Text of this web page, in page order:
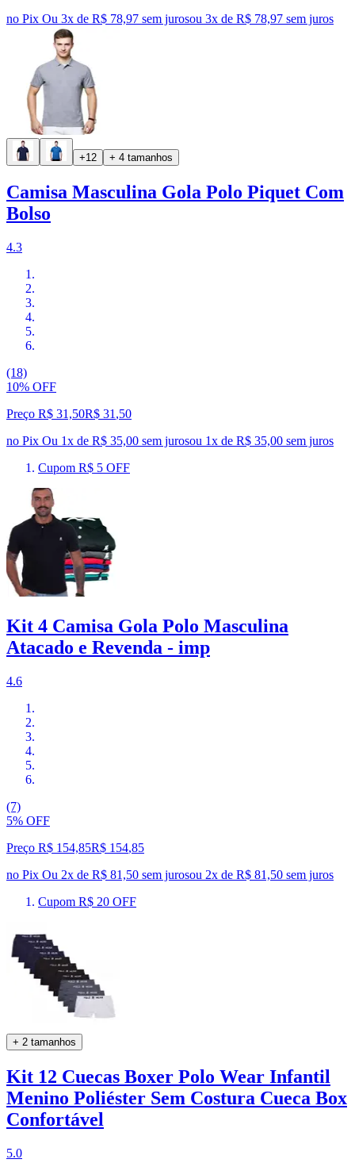
no Pix Ou 3x de R$ 78,97 sem jurosou 3x de R$ 78,97 sem juros
+12 + 4 tamanhos
Camisa Masculina Gola Polo Piquet Com
Bolso
4.3
(18)
10% OFF
Preço R$ 31,50R$ 31 ,50
no Pix Ou 1x de R$ 35,00 sem jurosou 1x de R$ 35,00 sem juros
Cupom R$ 5 OFF
Kit 4 Camisa Gola Polo Masculina
Atacado e Revenda - imp
4.6
(7)
5% OFF
Preço R$ 154,85R$ 154,85
no Pix Ou 2x de R$ 81,50 sem jurosou 2x de R$ 81,50 sem juros
Cupom R$ 20 OFF
+ 2 tamanhos
Kit 12 Cuecas Boxer Polo Wear Infantil
Menino Poliéster Sem Costura Cueca Box
Confortável
5.0